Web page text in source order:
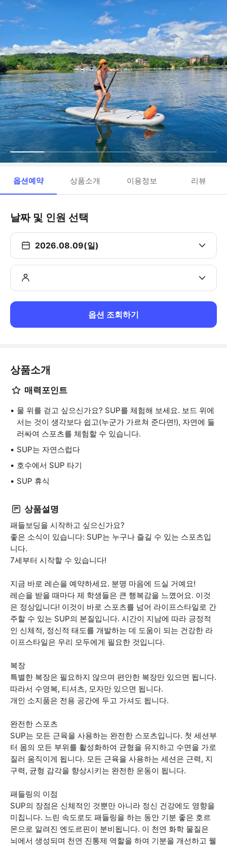
옵션예약 상품소개 이용정보 리뷰
날짜 및 인원 선택
2026.08.09(일)
옵션 조회하기
상품소개
매력포인트
물 위를 걷고 싶으신가요? SUP를 체험해 보세요. 보드 위에
서는 것이 생각보다 쉽고(누군가 가르쳐 준다면!), 자연에 둘
러싸여 스포츠를 체험할 수 있습니다.
SUP는 자연스럽다
호수에서 SUP 타기
SUP 휴식
상품설명
패들보딩을 시작하고 싶으신가요?
좋은 소식이 있습니다: SUP는 누구나 즐길 수 있는 스포츠입
니다.
7세부터 시작할 수 있습니다!
지금 바로 레슨을 예약하세요. 분명 마음에 드실 거예요!
레슨을 받을 때마다 제 학생들은 큰 행복감을 느꼈어요. 이것
은 정상입니다! 이것이 바로 스포츠를 넘어 라이프스타일로 간
주할 수 있는 SUP의 본질입니다. 시간이 지남에 따라 긍정적
인 신체적, 정신적 태도를 개발하는 데 도움이 되는 건강한 라
이프스타일은 우리 모두에게 필요한 것입니다.
복장
특별한 복장은 필요하지 않으며 편안한 복장만 있으면 됩니다.
따라서 수영복, 티셔츠, 모자만 있으면 됩니다.
개인 소지품은 전용 공간에 두고 가셔도 됩니다.
완전한 스포츠
SUP는 모든 근육을 사용하는 완전한 스포츠입니다. 첫 세션부
터 몸의 모든 부위를 활성화하여 균형을 유지하고 수면을 가로
질러 움직이게 됩니다. 모든 근육을 사용하는 세션은 근력, 지
구력, 균형 감각을 향상시키는 완전한 운동이 됩니다.
패들링의 이점
SUP의 장점은 신체적인 것뿐만 아니라 정신 건강에도 영향을
미칩니다. 느린 속도로도 패들링을 하는 동안 기분 좋은 호르
몬으로 알려진 엔도르핀이 분비됩니다. 이 천연 화학 물질은
뇌에서 생성되며 천연 진통제 역할을 하여 기분을 개선하고 웰